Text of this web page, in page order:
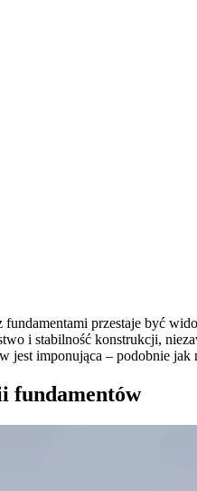
przestaje być
i stabilność konstrukcji,
imponująca – podobnie jak
fundamentów